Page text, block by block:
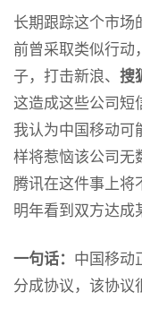
长期跟踪这个市场
前曾采取类似行动
子，打击新浪、 搜
这造成这些公司短
我认为中国移动可
样将惹恼该公司无
腾讯在这件事上将
明年看到双方达成
一句话： 中国移动
分成协议，该协议